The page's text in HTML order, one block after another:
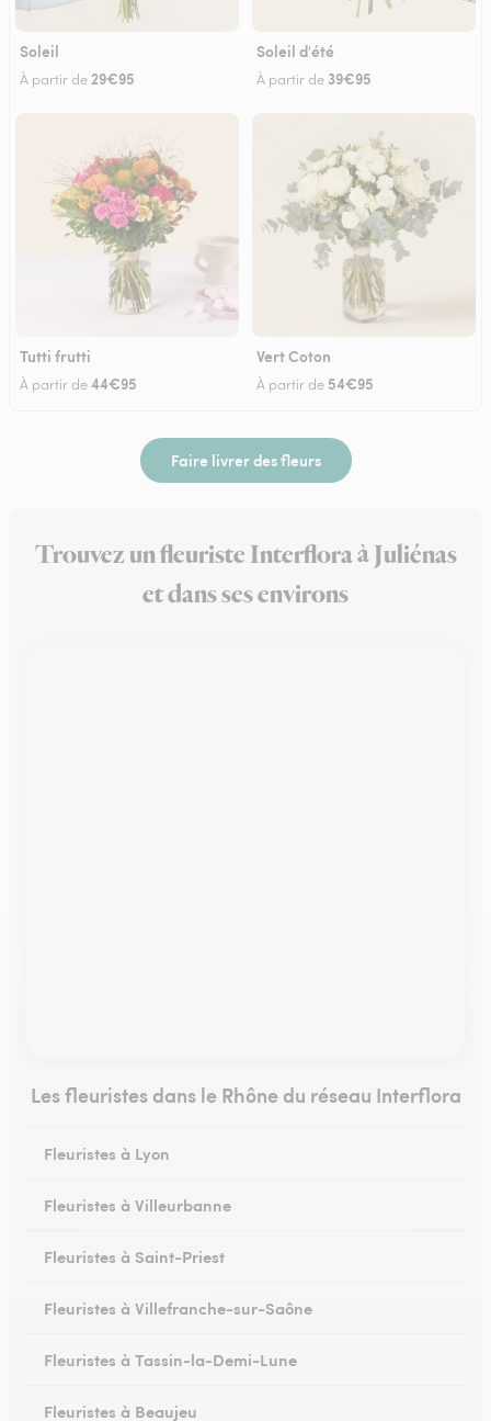
Soleil
À partir de29€95
Soleil d'été
À partir de 39€95
Tutti frutti
À partir de44€95
Vert Coton
À partir de 54€95
Faire livrer des fleurs
Trouvez un fleuriste Interflora à Juliénas
et dans ses environs
Les fleuristes dans le Rhône du réseau Interflora
Fleuristes à Lyon
Fleuristes à Villeurbanne
Fleuristes à Saint-Priest
Fleuristes à Villefranche-sur-Saône
Fleuristes à Tassin-la-Demi-Lune
Fleuristes à Beaujeu